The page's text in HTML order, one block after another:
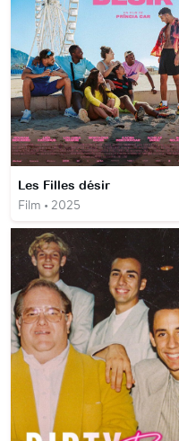
Les Filles désir
Film • 2025